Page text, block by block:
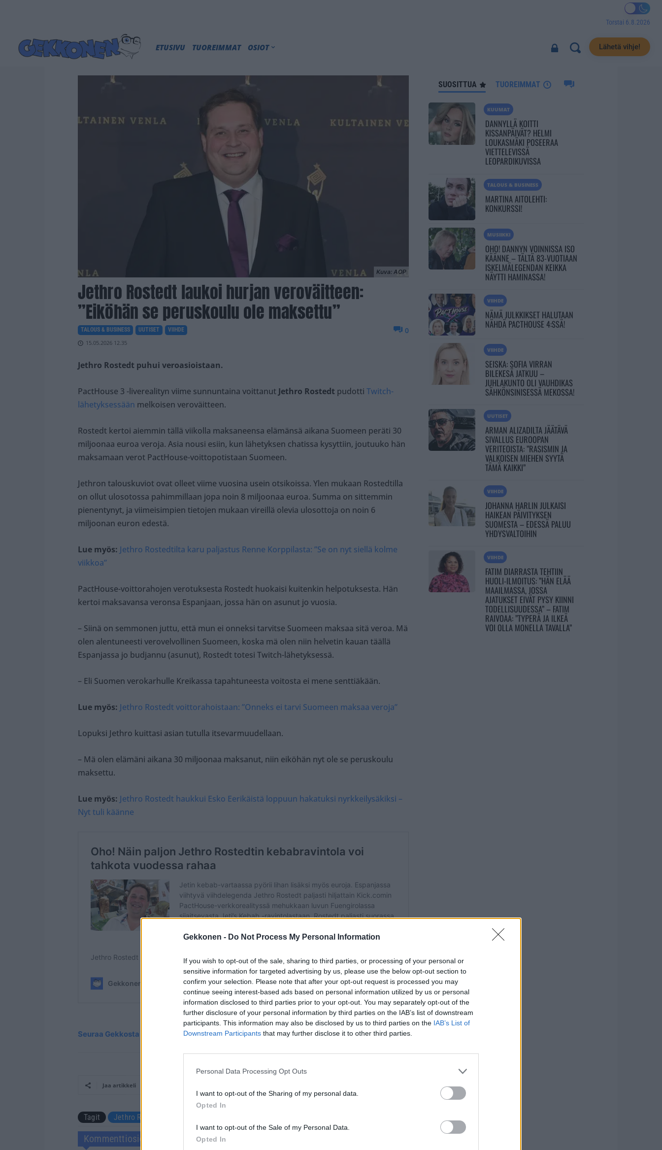
Gekkonen - Do Not Process My Personal Information
If you wish to opt-out of the sale, sharing to third parties, or processing of your personal or
sensitive information for targeted advertising by us, please use the below opt-out section to
confirm your selection. Please note that after your opt-out request is processed you may
continue seeing interest-based ads based on personal information utilized by us or personal
information disclosed to third parties prior to your opt-out. You may separately opt-out of the
further disclosure of your personal information by third parties on the IAB’s list of downstream
participants. This information may also be disclosed by us to third parties on the IAB’s List of
Downstream Participants that may further disclose it to other third parties.
Personal Data Processing Opt Outs
I want to opt-out of the Sharing of my personal data.
Opted In
I want to opt-out of the Sale of my Personal Data.
Opted In
Torstai 6.8.2026
ETUSIVU TUOREIMMAT OSIOT Lähetä vihje!
Kuva: AOP
Jethro Rostedt laukoi hurjan veroväitteen:
”Eiköhän se peruskoulu ole maksettu”
TALOUS & BUSINESS UUTISET VIIHDE
15.05.2026 12.35
0
Jethro Rostedt puhui veroasioistaan.
PactHouse 3 -liverealityn viime sunnuntaina voittanut Jethro Rostedt pudotti Twitch-
lähetyksessään melkoisen veroväitteen.
Rostedt kertoi aiemmin tällä viikolla maksaneensa elämänsä aikana Suomeen peräti 30
miljoonaa euroa veroja. Asia nousi esiin, kun lähetyksen chatissa kysyttiin, joutuuko hän
maksamaan verot PactHouse-voittopotistaan Suomeen.
Jethron talouskuviot ovat olleet viime vuosina usein otsikoissa. Ylen mukaan Rostedtilla
on ollut ulosotossa pahimmillaan jopa noin 8 miljoonaa euroa. Summa on sittemmin
pienentynyt, ja viimeisimpien tietojen mukaan vireillä olevia ulosottoja on noin 6
miljoonan euron edestä.
Lue myös: Jethro Rostedtilta karu paljastus Renne Korppilasta: ”Se on nyt siellä kolme
viikkoa”
PactHouse-voittorahojen verotuksesta Rostedt huokaisi kuitenkin helpotuksesta. Hän
kertoi maksavansa veronsa Espanjaan, jossa hän on asunut jo vuosia.
– Siinä on semmonen juttu, että mun ei onneksi tarvitse Suomeen maksaa sitä veroa. Mä
olen alentuneesti verovelvollinen Suomeen, koska mä olen niin helvetin kauan täällä
Espanjassa jo budjannu (asunut), Rostedt totesi Twitch-lähetyksessä.
– Eli Suomen verokarhulle Kreikassa tapahtuneesta voitosta ei mene senttiäkään.
Lue myös: Jethro Rostedt voittorahoistaan: ”Onneks ei tarvi Suomeen maksaa veroja”
Lopuksi Jethro kuittasi asian tutulla itsevarmuudellaan.
– Mä olen elämäni aikana 30 miljoonaa maksanut, niin eiköhän nyt ole se peruskoulu
maksettu.
Lue myös: Jethro Rostedt haukkui Esko Eerikäistä loppuun hakatuksi nyrkkeilysäkiksi –
Nyt tuli käänne
Seuraa Gekkosta Instagramissa
Jaa artikkeli
Tagit Jethro Rostedt
Kommenttiosio
SUOSITTUA TUOREIMMAT
KUUMAT
DANNYLLÄ KOITTI
KISSANPÄIVÄT? HELMI
LOUKASMÄKI POSEERAA
VIETTELEVISSÄ
LEOPARDIKUVISSA
TALOUS & BUSINESS
MARTINA AITOLEHTI:
KONKURSSI!
MUSIIKKI
OHO! DANNYN VOINNISSA ISO
KÄÄNNE – TÄLTÄ 83-VUOTIAAN
ISKELMÄLEGENDAN KEIKKA
NÄYTTI HAMINASSA!
VIIHDE
NÄMÄ JULKKIKSET HALUTAAN
NÄHDÄ PACTHOUSE 4:SSÄ!
VIIHDE
SEISKA: SOFIA VIRRAN
BILEKESÄ JATKUU –
JUHLAKUNTO OLI VAUHDIKAS
SÄHKÖNSINISESSÄ MEKOSSA!
UUTISET
ARMAN ALIZADILTA JÄÄTÄVÄ
SIVALLUS EUROOPAN
VERITEOISTA: ”RASISMIN JA
VALKOISEN MIEHEN SYYTÄ
TÄMÄ KAIKKI”
VIIHDE
JOHANNA HARLIN JULKAISI
HAIKEAN PÄIVITYKSEN
SUOMESTA – EDESSÄ PALUU
YHDYSVALTOIHIN
VIIHDE
FATIM DIARRASTA TEHTIIN
HUOLI-ILMOITUS: ”HÄN ELÄÄ
MAAILMASSA, JOSSA
AJATUKSET EIVÄT PYSY KIINNI
TODELLISUUDESSA” – FATIM
RAIVOAA: ”TYPERÄ JA ILKEÄ
VOI OLLA MONELLA TAVALLA”